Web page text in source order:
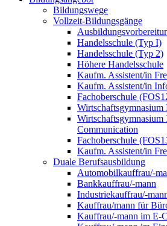
Bildungswege
Vollzeit-Bildungsgänge
Handelsschule (Typ I)
Handelsschule (Typ 2)
Höhere Handelsschule
Kaufm. Assistent/in­
Kaufm. Assistent/in
Fachoberschule
Wirtschaftsgymnasium
Communication
Fachoberschule
Kaufm. Assistent/in
Duale Berufsausbildung
Automobilkauffrau/-
Bankkauffrau/-mann
Industriekauffrau/-
Kauffrau/mann für
Kauffrau/-mann im E-